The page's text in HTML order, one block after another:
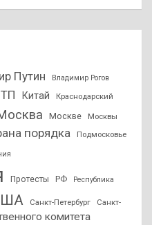
Путин Владимир Рогов
Китай Краснодарский
Москве Москвы
порядка Подмосковье
Протесты РФ Республика
Санкт-Петербург
Санкт-
комитета